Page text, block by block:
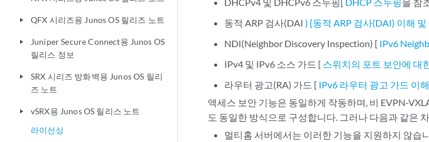
play_arrow QFX 시리즈용 Junos OS 릴리즈 노트
play_arrow
Juniper Secure Connect용 Junos OS
릴리스 정보
play_arrow
SRX 시리즈 방화벽용 Junos OS 릴리
즈 노트
play_arrow
vSRX용 Junos OS 릴리스 노트
라이선싱
동적 ARP 검사(DAI ) [동적 ARP 검사(DAI) 이해 및
NDI(Neighbor Discovery Inspection) [ IPv6
IPv4 및 IPv6 소스 가드 [ 스위치의 포트 보안에 대
라우터 광고(RA) 가드 [ IPv6 라우터 광고 가드 이해
액세스 보안 기능은 동일하게 작동하며, 비 EVPN-
도 동일한 방식으로 구성합니다. 그러나 다음과 같은
멀티홈 서버에서는 이러한 기능을 지원하지 않습